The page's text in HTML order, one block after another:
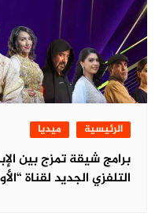
الرئيسية ميديا
برامج شيقة تمزج بين
التلفزي الجديد لقناة